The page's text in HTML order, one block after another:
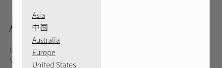
A10
Der A10 ist mit seinen 40 Watt pro Kanal der ideale
Vollverstärker für Audio-Puristen, für die eine hohe
Asia
中国
Australia
Europe
United States